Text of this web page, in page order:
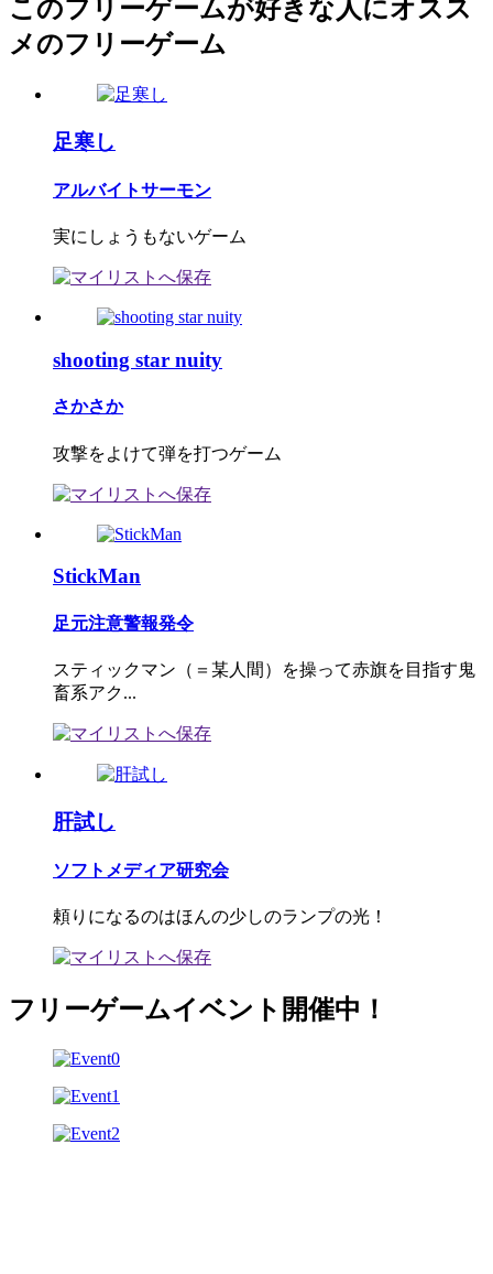
このフリーゲームが好きな人にオスス
メのフリーゲーム
足寒し
アルバイトサーモン
実にしょうもないゲーム
shooting star nuity
さかさか
攻撃をよけて弾を打つゲーム
StickMan
足元注意警報発令
スティックマン（＝某人間）を操って赤旗を目指す鬼
畜系アク...
肝試し
ソフトメディア研究会
頼りになるのはほんの少しのランプの光！
フリーゲームイベント開催中！